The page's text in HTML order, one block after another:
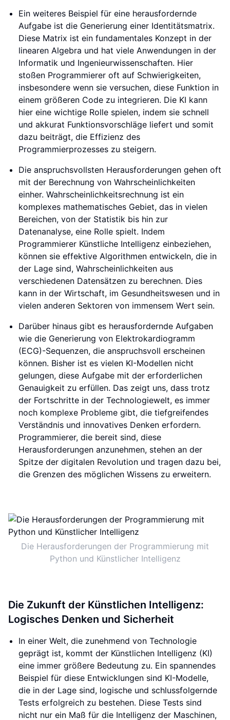
Ein weiteres Beispiel für eine herausfordernde
Aufgabe ist die Generierung einer Identitätsmatrix.
Diese Matrix ist ein fundamentales Konzept in der
linearen Algebra und hat viele Anwendungen in der
Informatik und Ingenieurwissenschaften. Hier
stoßen Programmierer oft auf Schwierigkeiten,
insbesondere wenn sie versuchen, diese Funktion in
einem größeren Code zu integrieren. Die KI kann
hier eine wichtige Rolle spielen, indem sie schnell
und akkurat Funktionsvorschläge liefert und somit
dazu beiträgt, die Effizienz des
Programmierprozesses zu steigern.
Die anspruchsvollsten Herausforderungen gehen oft
mit der Berechnung von Wahrscheinlichkeiten
einher. Wahrscheinlichkeitsrechnung ist ein
komplexes mathematisches Gebiet, das in vielen
Bereichen, von der Statistik bis hin zur
Datenanalyse, eine Rolle spielt. Indem
Programmierer Künstliche Intelligenz einbeziehen,
können sie effektive Algorithmen entwickeln, die in
der Lage sind, Wahrscheinlichkeiten aus
verschiedenen Datensätzen zu berechnen. Dies
kann in der Wirtschaft, im Gesundheitswesen und in
vielen anderen Sektoren von immensem Wert sein.
Darüber hinaus gibt es herausfordernde Aufgaben
wie die Generierung von Elektrokardiogramm
(ECG)-Sequenzen, die anspruchsvoll erscheinen
können. Bisher ist es vielen KI-Modellen nicht
gelungen, diese Aufgabe mit der erforderlichen
Genauigkeit zu erfüllen. Das zeigt uns, dass trotz
der Fortschritte in der Technologiewelt, es immer
noch komplexe Probleme gibt, die tiefgreifendes
Verständnis und innovatives Denken erfordern.
Programmierer, die bereit sind, diese
Herausforderungen anzunehmen, stehen an der
Spitze der digitalen Revolution und tragen dazu bei,
die Grenzen des möglichen Wissens zu erweitern.
Die Herausforderungen der Programmierung mit
Python und Künstlicher Intelligenz
Die Zukunft der Künstlichen Intelligenz:
Logisches Denken und Sicherheit
In einer Welt, die zunehmend von Technologie
geprägt ist, kommt der Künstlichen Intelligenz (KI)
eine immer größere Bedeutung zu. Ein spannendes
Beispiel für diese Entwicklungen sind KI-Modelle,
die in der Lage sind, logische und schlussfolgernde
Tests erfolgreich zu bestehen. Diese Tests sind
nicht nur ein Maß für die Intelligenz der Maschinen,